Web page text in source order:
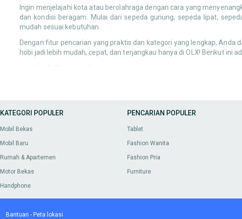
Ingin menjelajahi kota atau berolahraga dengan cara yang
dan kondisi beragam. Mulai dari sepeda gunung, sepeda lipat,
mudah sesuai kebutuhan.
Dengan fitur pencarian yang praktis dan kategori yang lengkap,
hobi jadi lebih mudah, cepat, dan terjangkau hanya di OLX! Berikut ini
Hobi & Olahraga:
olahraga di rumah maupun luar ruangan. Pilih sesuai jenis
Kesenian & Handicraft
: Temukan berbagai perlengkapan seni
: Dukung kecintaan membaca Anda dengan
book.
maupun penggemar hobi baru
: Nikmati kembali rilisan fisik seperti CD, kaset, DVD,
KATEGORI POPULER
Mobil Bekas
Mobil Baru
Rumah & Apartemen
Motor Bekas
Handphone
PENCARIAN POPULER
Tablet
Fashion Wanita
Fashion Pria
Furniture
Bantuan - Peta lokasi